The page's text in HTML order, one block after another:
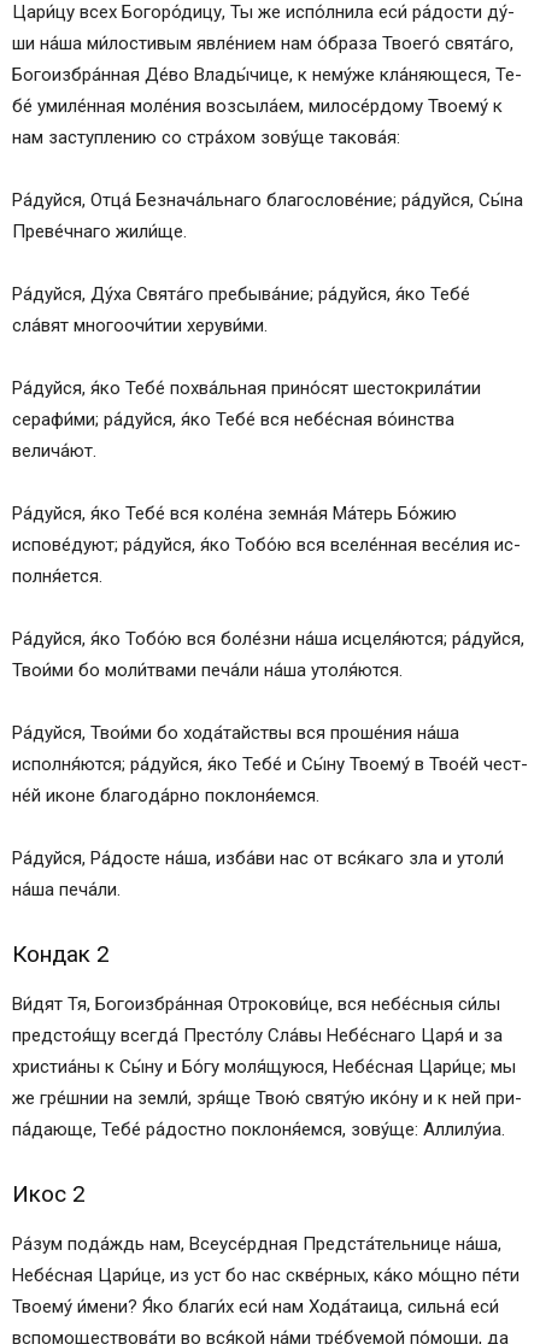
Цари́цу всех Богоро́дицу, Ты же испо́лнила еси́ ра́­дос­ти ду́­
ши на́­ша ми́лостивым яв­ле́­ни­ем нам о́браза Тво­его́ свя­та́­го,
Бо­го­из­бра́н­ная Де́­во Вла­ды́­чи­це, к нему́же кла́няющеся, Те­
бе́ умиле́нная мо­ле́­ния возсыла́ем, милосе́рдому Тво­ему́ к
нам зас­туп­ле­нию со стра́­хом зо­ву́­ще та­ко­ва́я:
Ра́­дуй­ся, От­ца́ Безнача́льнаго благослове́ние; ра́­дуй­ся, Сы́­на
Преве́чнаго жи­ли́­ще.
Ра́­дуй­ся, Ду́­ха Свя­та́­го пребыва́ние; ра́­дуй­ся, я́ко Те­бе́
сла́вят многоочи́тии херуви́ми.
Ра́­дуй­ся, я́ко Те­бе́ по­хва́ль­ная при­но́­сят шестокрила́тии
серафи́ми; ра́­дуй­ся, я́ко Те­бе́ вся не­бе́с­ная во́­ин­ства
велича́ют.
Ра́­дуй­ся, я́ко Те­бе́ вся коле́на зем­на́я Ма́­терь Бо́­жию
испове́дуют; ра́­дуй­ся, я́ко То­бо́ю вся вселе́нная ве­се́­лия ис­
пол­ня́­ет­ся.
Ра́­дуй­ся, я́ко То­бо́ю вся бо­ле́з­ни на́­ша ис­це­ля́­ют­ся; ра́­дуй­ся,
Тво­и́ми бо мо­ли́т­ва­ми пе­ча́­ли на́­ша утоля́ются.
Ра́­дуй­ся, Тво­и́ми бо хода́тайствы вся про­ше́­ния на́­ша
исполня́ются; ра́­дуй­ся, я́ко Те­бе́ и Сы́­ну Тво­ему́ в Тво­е́й чест­
не́й ико­не бла­го­да́р­но по­кло­ня́­ем­ся.
Ра́­дуй­ся, Ра́­дос­те на́­ша, из­ба́­ви нас от вся́­ка­го зла и утоли́
на́­ша пе­ча́­ли.
Кондак 2
Ви́дят Тя, Бо­го­из­бра́н­ная От­ро­ко­ви́­це, вся не­бе́с­ныя си́­лы
предстоя́щу всег­да́ Пре­сто́­лу Сла́­вы Не­бе́с­на­го Ца­ря́ и за
христиа́ны к Сы́­ну и Бо́­гу моля́щуюся, Не­бе́с­ная Ца­ри́­це; мы
же гре́ш­нии на зем­ли́, зря́ще Твою́ свя­ту́ю ико́­ну и к ней при­
па́­даю­ще, Те­бе́ ра́­дост­но по­кло­ня́­ем­ся, зо­ву́­ще: Алли­лу́иа.
Икос 2
Ра́­зум по­да́ждь нам, Всеусе́рдная Предста́тельнице на́­ша,
Не­бе́с­ная Ца­ри́­це, из уст бо нас скве́рных, ка́­ко мо́щно пе́­ти
Тво­ему́ и́мени? Я́ко бла­ги́х еси́ нам Хода́таица, сильна́ еси́
вспомоществова́ти во вся́­кой на́­ми тре́буемой по́­мо­щи, да